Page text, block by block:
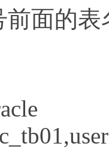
前面的